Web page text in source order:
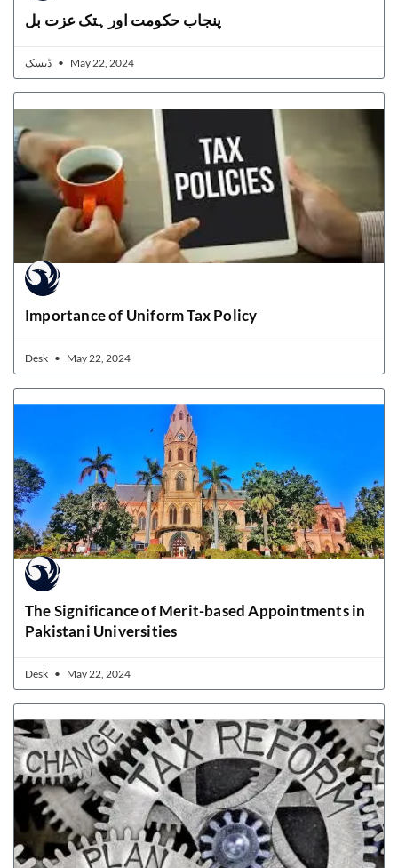
پنجاب حکومت اور ہتک عزت بل
May 22, 2024
Importance of Uniform Tax Policy
Desk May 22, 2024
The Significance of Merit-based Appointments in
Pakistani Universities
Desk May 22, 2024